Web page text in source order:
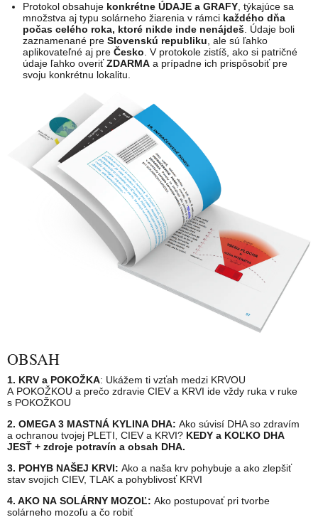
Protokol obsahuje konkrétne ÚDAJE a GRAFY , týkajúce sa
množstva aj typu solárneho žiarenia v rámci každého dňa
počas celého roka, ktoré nikde inde nenájdeš . Údaje boli
zaznamenané preSlovenskú republiku , ale sú ľahko
aplikovateľné aj preČesko . V protokole zistíš, ako si patričné
údaje ľahko overiťZDARMA a prípadne ich prispôsobiť pre
svoju konkrétnu lokalitu.
OBSAH
1. KRV a POKOŽKA: Ukážem ti vzťah medzi KRVOU
A POKOŽKOU a prečo zdravie CIEV a KRVI ide vždy ruka v ruke
s POKOŽKOU
2. OMEGA 3 MASTNÁ KYLINA DHA: Ako súvisí DHA so zdravím
a ochranou tvojej PLETI, CIEV a KRVI? KEDY a KOĽKO DHA
JESŤ + zdroje potravín a obsah DHA.
3. POHYB NAŠEJ KRVI: Ako a naša krv pohybuje a ako zlepšiť
stav svojich CIEV, TLAK a pohyblivosť KRVI
4. AKO NA SOLÁRNY MOZOĽ: Ako postupovať pri tvorbe
solárneho mozoľu a čo robiť